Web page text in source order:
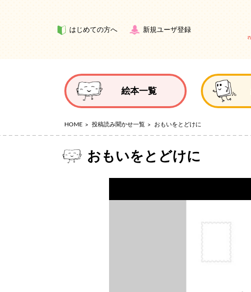
はじめての方へ 新規ユーザ登録
絵本一覧
HOME 投稿読み聞かせ一覧 おもいをとどけに
おもいをとどけに